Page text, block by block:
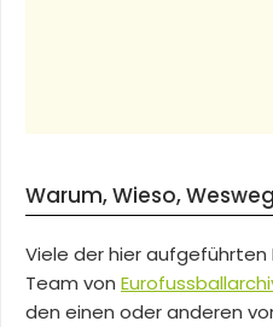
Warum, Wieso,
Viele der hier aufgeführten
Team von
den einen oder anderen